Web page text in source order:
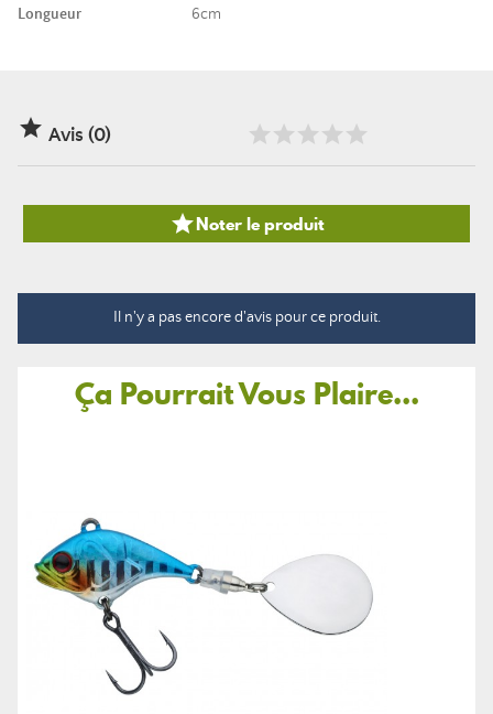
Longueur 6cm
 Avis (0)
Noter le produit
Il n'y a pas encore d'avis pour ce produit.
Ça Pourrait Vous Plaire...